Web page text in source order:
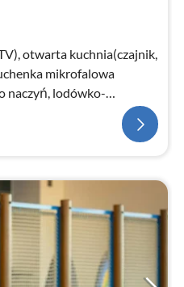
otwarta kuchnia(czajnik,
mikrofalowa
naczyń, lodówko-